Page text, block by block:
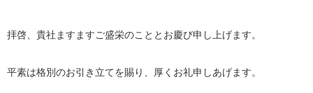
拝啓、貴社ますますご盛栄のこととお慶び申し上げます。
平素は格別のお引き立てを賜り、厚くお礼申しあげます。